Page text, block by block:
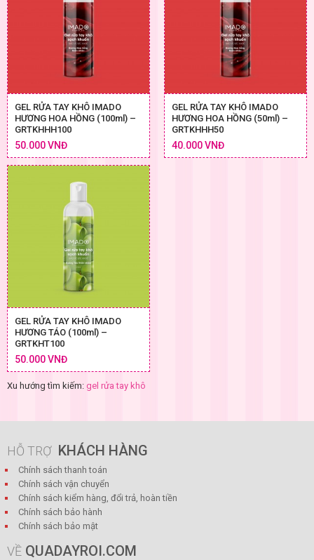
GEL RỬA TAY KHÔ IMADO
HƯƠNG HOA HỒNG (100ml) –
GRTKHHH100
50.000 VNĐ
GEL RỬA TAY KHÔ IMADO
HƯƠNG HOA HỒNG (50ml) –
GRTKHHH50
40.000 VNĐ
GEL RỬA TAY KHÔ IMADO
HƯƠNG TÁO (100ml) –
GRTKHT100
50.000 VNĐ
Xu hướng tìm kiếm: gel rửa tay khô
HỖ TRỢ KHÁCH HÀNG
Chính sách thanh toán
Chính sách vận chuyển
Chính sách kiểm hàng, đổi trả, hoàn tiền
Chính sách bảo hành
Chính sách bảo mật
VỀ QUADAYROI.COM